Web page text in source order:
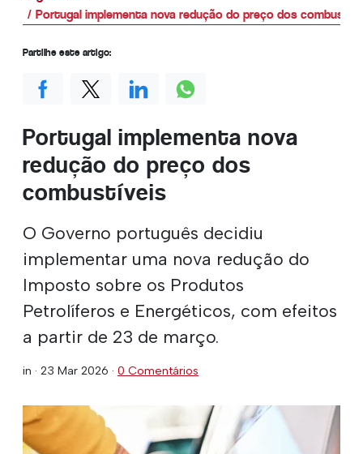
Portugal implementa nova redução do preço dos
Portugal implementa nova
redução do preço dos
combustíveis
O Governo português decidiu
implementar uma nova redução do
Imposto sobre os Produtos
Petrolíferos e Energéticos, com efeitos
a partir de 23 de março.
in · 23 Mar 2026 · 0 Comentários
Partilhe este artigo: